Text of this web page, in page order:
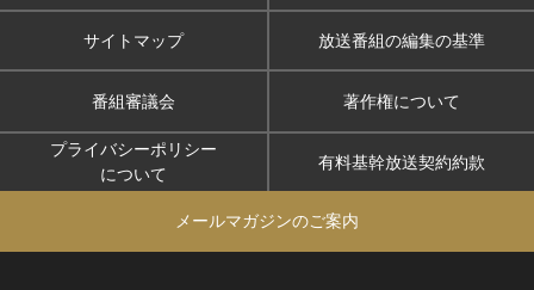
サイトマップ 放送番組の編集の基準
番組審議会 著作権について
プライバシーポリシー
について
有料基幹放送契約約款
メールマガジンのご案内